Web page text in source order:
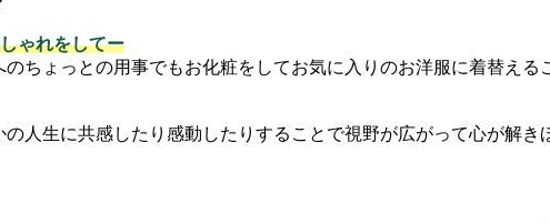
ゃれをしてー
ちょっとの用事でもお化粧をしてお気に入りのお洋服に着替える
人生に共感したり感動したりすることで視野が広がって心が解き